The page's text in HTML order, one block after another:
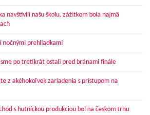
navštívili našu školu, zážitkom bola najmä
nočnými prehliadkami
po tretíkrát ostali pred bránami finále
z akéhokoľvek zariadenia s prístupom na
s hutníckou produkciou bol na českom trhu